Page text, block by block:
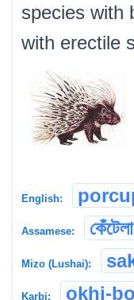
species with
with erectile
English:
Assamese:
Mizo (Lushai):
Karbi: okhi-